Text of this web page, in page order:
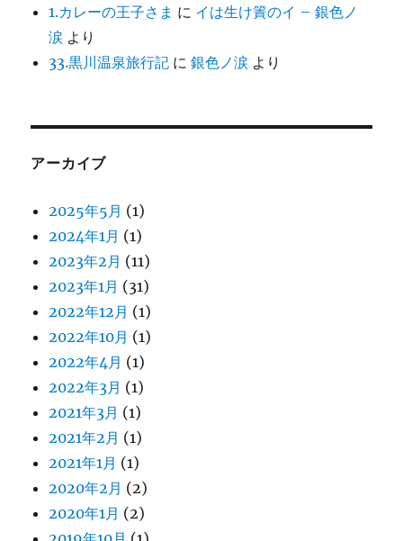
1.カレーの王子さま に イは生け簀のイ – 銀色ノ
涙 より
33.黒川温泉旅行記 に銀色ノ涙 より
アーカイブ
2025年5月 (1)
2024年1月 (1)
2023年2月 (11)
2023年1月 (31)
2022年12月 (1)
2022年10月 (1)
2022年4月 (1)
2022年3月 (1)
2021年3月 (1)
2021年2月 (1)
2021年1月 (1)
2020年2月 (2)
2020年1月 (2)